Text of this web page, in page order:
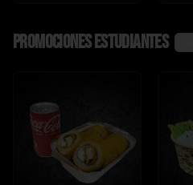
Promociones Estudiantes